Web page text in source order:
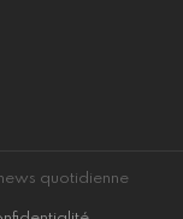
quotidienne